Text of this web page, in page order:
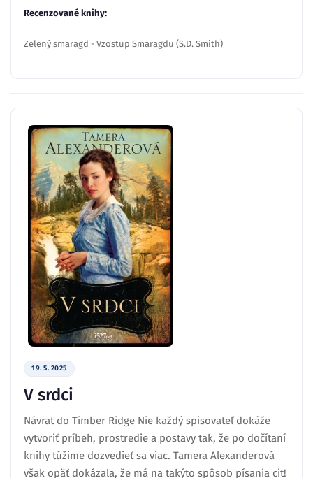
Recenzované knihy:
Zelený smaragd - Vzostup Smaragdu (S.D. Smith)
19. 5. 2025
V srdci
Návrat do Timber Ridge Nie každý spisovateľ dokáže
vytvoriť príbeh, prostredie a postavy tak, že po dočítaní
knihy túžime dozvedieť sa viac. Tamera Alexanderová
však opäť dokázala, že má na takýto spôsob písania cit!